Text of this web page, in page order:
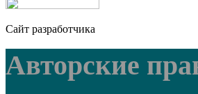
Сайт разработчика
Авторские